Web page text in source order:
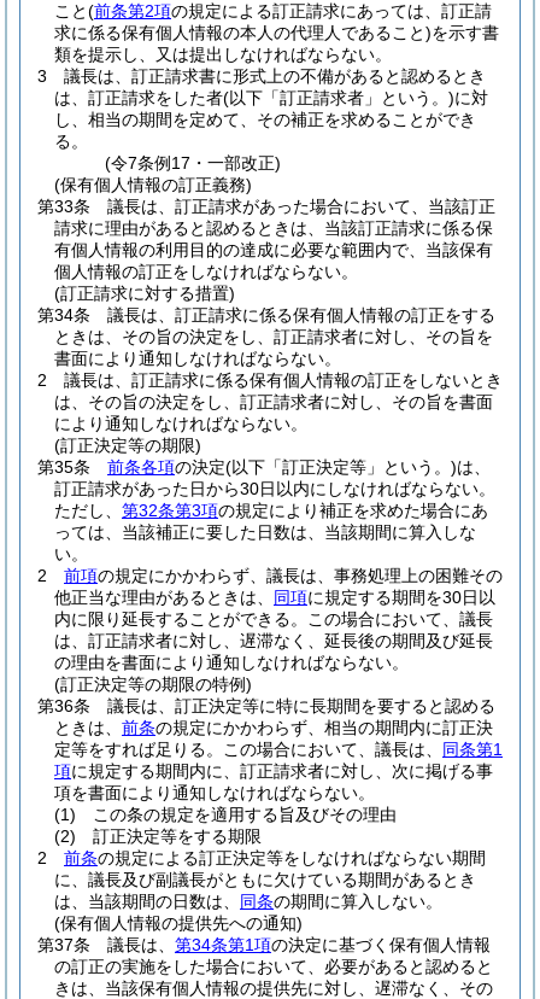
こと(前条第2項の規定による訂正請求にあっては、訂正請
求に係る保有個人情報の本人の代理人であること)を示す書
類を提示し、又は提出しなければならない。
3
議長は、訂正請求書に形式上の不備があると認めるとき
は、訂正請求をした者(以下「訂正請求者」という。)に対
し、相当の期間を定めて、その補正を求めることができ
る。
(令7条例17・一部改正)
(保有個人情報の訂正義務)
第33条
議長は、訂正請求があった場合において、当該訂正
請求に理由があると認めるときは、当該訂正請求に係る保
有個人情報の利用目的の達成に必要な範囲内で、当該保有
個人情報の訂正をしなければならない。
(訂正請求に対する措置)
第34条
議長は、訂正請求に係る保有個人情報の訂正をする
ときは、その旨の決定をし、訂正請求者に対し、その旨を
書面により通知しなければならない。
2
議長は、訂正請求に係る保有個人情報の訂正をしないとき
は、その旨の決定をし、訂正請求者に対し、その旨を書面
により通知しなければならない。
(訂正決定等の期限)
第35条
前条各項の決定(以下「訂正決定等」という。)は、
訂正請求があった日から30日以内にしなければならない。
ただし、 第32条第3項の規定により補正を求めた場合にあ
っては、当該補正に要した日数は、当該期間に算入しな
い。
2
前項の規定にかかわらず、議長は、事務処理上の困難その
他正当な理由があるときは、 同項に規定する期間を30日以
内に限り延長することができる。
この場合において、議長
は、訂正請求者に対し、遅滞なく、延長後の期間及び延長
の理由を書面により通知しなければならない。
(訂正決定等の期限の特例)
第36条
議長は、訂正決定等に特に長期間を要すると認める
ときは、 前条の規定にかかわらず、相当の期間内に訂正決
定等をすれば足りる。
この場合において、議長は、 同条第1
項に規定する期間内に、訂正請求者に対し、次に掲げる事
項を書面により通知しなければならない。
(1)
この条の規定を適用する旨及びその理由
(2)
訂正決定等をする期限
2
前条の規定による訂正決定等をしなければならない期間
に、議長及び副議長がともに欠けている期間があるとき
は、当該期間の日数は、 同条の期間に算入しない。
(保有個人情報の提供先への通知)
第37条
議長は、 第34条第1項の決定に基づく保有個人情報
の訂正の実施をした場合において、必要があると認めると
きは、当該保有個人情報の提供先に対し、遅滞なく、その